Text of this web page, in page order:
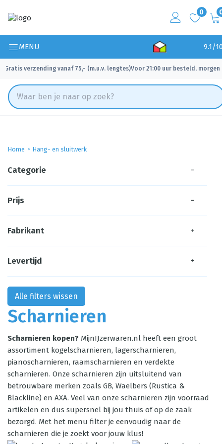
0
MENU 9.1/
Gratis verzending vanaf 75,- (m.u.v. lengtes)
✓ Voor 21:00 uur besteld, morgen
Home Hang- en sluitwerk
Scharnieren
Scharnieren kopen? MijnIJzerwaren.nl heeft een groot
assortiment kogelscharnieren, lagerscharnieren,
pianoscharnieren, raamscharnieren en verdekte
scharnieren. Onze scharnieren zijn uitsluitend van
betrouwbare merken zoals GB, Waelbers (Rustica &
Blackline) en AXA. Veel van onze scharnieren zijn voorraad
artikelen en dus supersnel bij jou thuis of op de zaak
bezorgd. Met het menu filter je eenvoudig naar de
scharnieren die je zoekt voor jouw klus!
Categorie −
Prijs −
Fabrikant +
Levertijd +
Alle filters wissen